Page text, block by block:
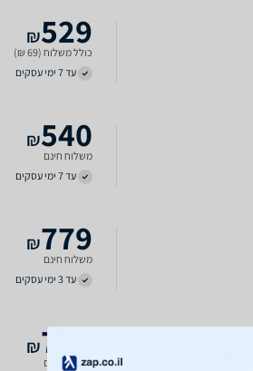
529
₪
כולל משלוח (69 ₪)
עד 7 ימי עסקים
540
₪
משלוח חינם
עד 7 ימי עסקים
779
₪
משלוח חינם
עד 3 ימי עסקים
780
₪
משלוח חינם